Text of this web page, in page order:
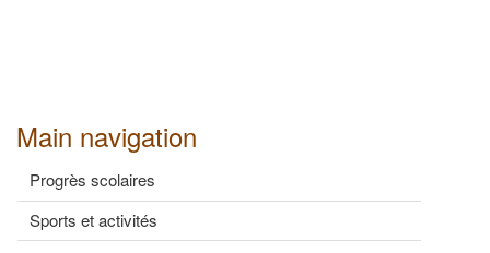
Main navigation
Progrès scolaires
Sports et activités